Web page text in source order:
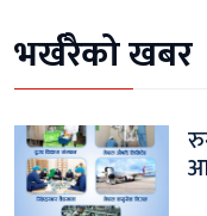
भर्खरैको खबर